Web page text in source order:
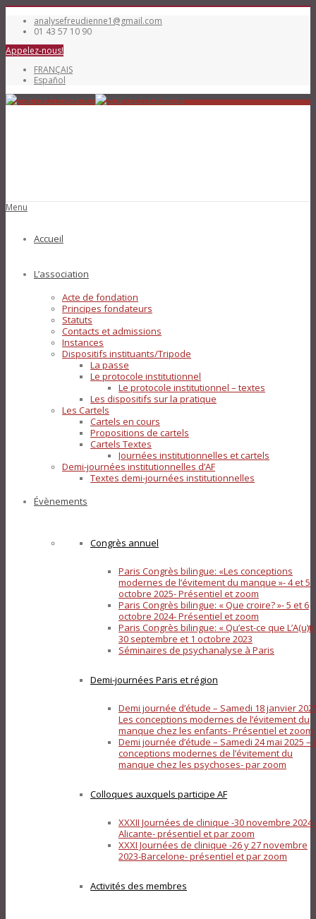
analysefreudienne1@gmail.com
01 43 57 10 90
Appelez-nous!
FRANÇAIS
Español
Menu
Accueil
L’association
Acte de fondation
Principes fondateurs
Statuts
Contacts et admissions
Instances
Dispositifs instituants/Tripode
La passe
Le protocole institutionnel
Le protocole institutionnel – textes
Les dispositifs sur la pratique
Les Cartels
Cartels en cours
Propositions de cartels
Cartels Textes
Journées institutionnelles et cartels
Demi-journées institutionnelles d’AF
Textes demi-journées institutionnelles
Évènements
Congrès annuel
Paris Congrès bilingue: «Les conceptions
modernes de l’évitement du manque »- 4 et 5
octobre 2025- Présentiel et zoom
Paris Congrès bilingue: « Que croire? »- 5 et 6
octobre 2024- Présentiel et zoom
Paris Congrès bilingue: « Qu’est-ce que
30 septembre et 1 octobre 2023
Séminaires de psychanalyse à Paris
Demi-journées Paris et région
Demi journée d’étude – Samedi 18 janvier
Les conceptions modernes de l’évitement du
manque chez les enfants- Présentiel et zoom
Demi journée d’étude – Samedi 24 mai 2025 –
conceptions modernes de l’évitement du
manque chez les psychoses- par zoom
Colloques auxquels participe AF
XXXII Journées de clinique -30 novembre 2024-
Alicante- présentiel et par zoom
XXXI Journées de clinique -26 y 27 novembre
2023-Barcelone- présentiel et par zoom
Activités des membres